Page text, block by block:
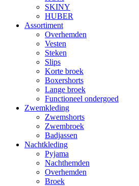
SKINY
HUBER
Assortiment
Overhemden
Vesten
Steken
Slips
Korte broek
Boxershorts
Lange broek
Functioneel ondergoed
Zwemkleding
Zwemshorts
Zwembroek
Badjassen
Nachtkleding
Pyjama
Nachthemden
Overhemden
Broek